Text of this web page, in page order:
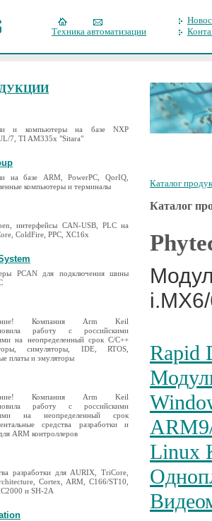
Техника автоматизации
и компьютеры на базе NXP
7, TI AM335x "Sitara"
на базе ARM, PowerPC, QorIQ,
компьютеры и терминалы
интерфейсы CAN-USB, PLC на
ColdFire, PPC, XC16x
PCAN для подключения шины
Компания Arm Keil
работу с российскими
на неопределенный срок C/C++
симуляторы, IDE, RTOS,
платы и эмуляторы
Компания Arm Keil
работу с российскими
на неопределенный срок
средства разработки и
ARM контроллеров
разработки для AURIX, TriCore,
Cortex, ARM, C166/ST10,
и SH-2A
Каталог
Каталог
Rapid
Linux